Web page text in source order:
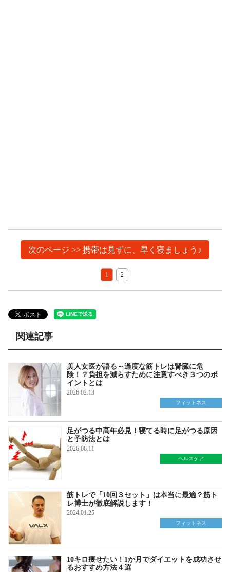
次のページ >> 携帯は見ずに、早く寝ましょう♪
1 2
関連記事
美人女医が語る～過度な筋トレは腎臓に危
険！？負担を減らすために注意すべき３つのポ
イントとは
2026.02.13
フィットネス
足がつる中高年必見！寝てる時に足がつる原因
と予防法とは
2026.06.11
ヘルスケア
筋トレで「10回３セット」は本当に最適？筋ト
レ博士が徹底解説します！
2024.01.25
フィットネス
10キロ痩せたい！1か月でダイエットを成功させ
るおすすめ方法４選